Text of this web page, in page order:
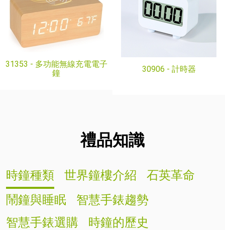
31353 - 多功能無線充電電子
鐘
30906 - 計時器
禮品知識
時鐘種類 世界鐘樓介紹
石英革命
鬧鐘與睡眠
智慧手錶趨勢
智慧手錶選購
時鐘的歷史